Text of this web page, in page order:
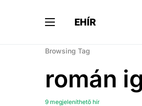
EHÍR
Browsing Tag
román
9 megjeleníthető hír